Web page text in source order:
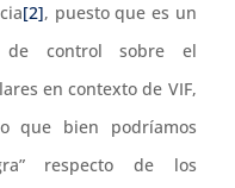
[2], puesto que es un
control sobre el
en contexto de VIF,
que bien podríamos
respecto de los